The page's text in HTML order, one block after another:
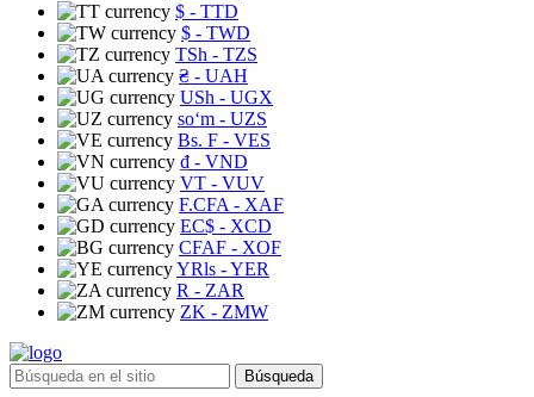
$ - TTD
$ - TWD
TSh - TZS
₴ - UAH
USh - UGX
soʻm - UZS
Bs. F - VES
₫ - VND
VT - VUV
F.CFA - XAF
EC$ - XCD
CFAF - XOF
YRls - YER
R - ZAR
ZK - ZMW
Búsqueda